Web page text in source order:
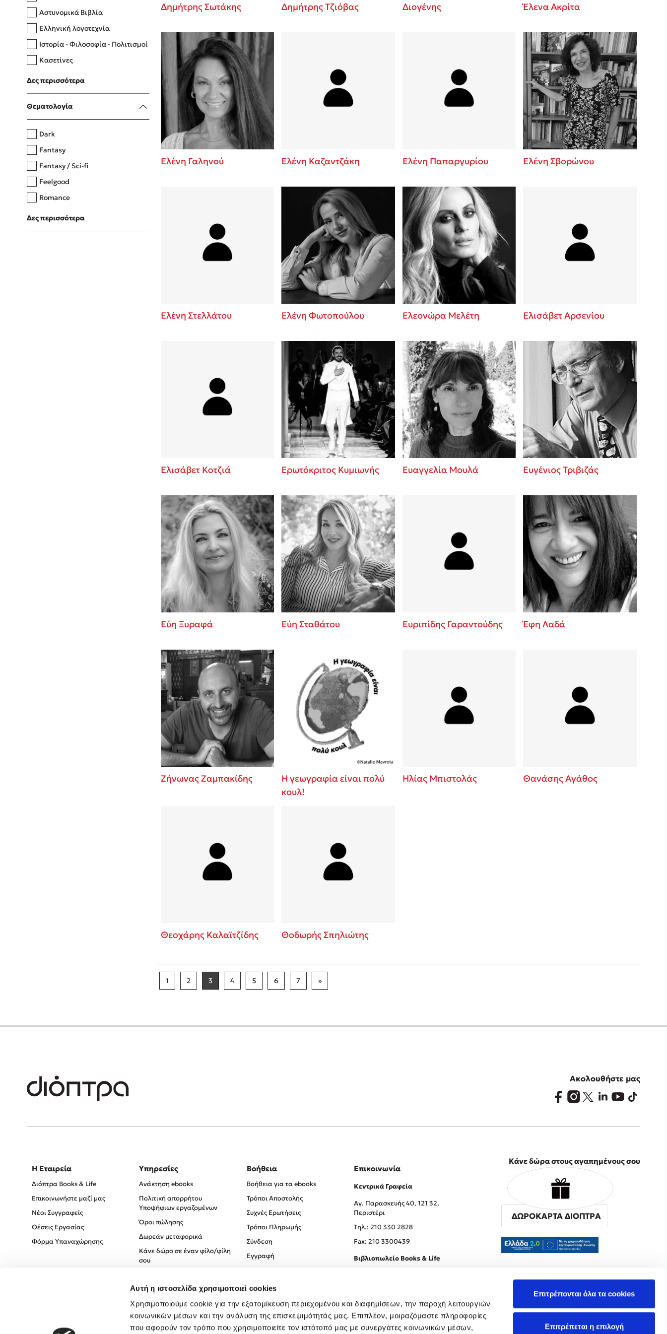
Αυτή η ιστοσελίδα χρησιμοποιεί cookies
Χρησιμοποιούμε cookie για την εξατομίκευση περιεχομένου και διαφημίσεων, την παροχή λειτουργιών
κοινωνικών μέσων και την ανάλυση της επισκεψιμότητάς μας. Επιπλέον, μοιραζόμαστε πληροφορίες
που αφορούν τον τρόπο που χρησιμοποιείτε τον ιστότοπό μας με συνεργάτες κοινωνικών μέσων,
Επιτρέπονται όλα τα cookies
Επιτρέπεται η επιλογή
Δανάη Δεληγεώργη
Πάνω, κάτω, μπροστά, πίσω
Η μέθοδος Αφήστε τους
Αστυνομικά Βιβλία
Ελληνική λογοτεχνία
Ιστορία - Φιλοσοφία - Πολιτισμοί
Κασετίνες
Λευκώματα - Έγχρωμοι οδηγοί
Μαγειρική
Δες περισσότερα
Θεματολογία
Dark
Fantasy
Fantasy / Sci-fi
Feelgood
Romance
Upmarket
Young Adult
Δες περισσότερα
Δημήτρης Σωτάκης Δημήτρης Τζιόβας Διογένης Έλενα Ακρίτα
Ελένη Γαληνού Ελένη Καζαντζάκη Ελένη Παπαργυρίου Ελένη Σβορώνου
Ελένη Στελλάτου Ελένη Φωτοπούλου Ελεονώρα Μελέτη Ελισάβετ Αρσενίου
Ελισάβετ Κοτζιά Ερωτόκριτος Κυμιωνής Ευαγγελία Μουλά Ευγένιος Τριβιζάς
Εύη Ξυραφά Εύη Σταθάτου Ευριπίδης Γαραντούδης Έφη Λαδά
Ζήνωνας Ζαμπακίδης
Η γεωγραφία είναι πολύ
κουλ!
Ηλίας Μπιστολάς Θανάσης Αγάθος
Θεοχάρης Καλαϊτζίδης Θοδωρής Σπηλιώτης
1 2 3 4 5 6 7 »
Ακολουθήστε μας
Η Εταιρεία
Διόπτρα Books & Life
Επικοινωνήστε μαζί μας
Νέοι Συγγραφείς
Θέσεις Εργασίας
Φόρμα Υπαναχώρησης
Υπηρεσίες
Ανάκτηση ebooks
Πολιτική απορρήτου
Υποψήφιων εργαζομένων
Όροι πώλησης
Δωρεάν μεταφορικά
Κάνε δώρο σε έναν φίλο/φίλη
σου
Πολιτική Απορρήτου
Όροι χρήσης
Βοήθεια
Βοήθεια για τα ebooks
Τρόποι Αποστολής
Συχνές Ερωτήσεις
Τρόποι Πληρωμής
Σύνδεση
Εγγραφή
Επικοινωνία
Κεντρικά Γραφεία
Αγ. Παρασκευής 40, 121 32,
Περιστέρι
Tηλ.: 210 330 2828
Fax: 210 3300439
Βιβλιοπωλείο Books & Life
Κάνε δώρα στους αγαπημένους σου
ΔΩΡΟΚΑΡΤΑ ΔΙΟΠΤΡΑ